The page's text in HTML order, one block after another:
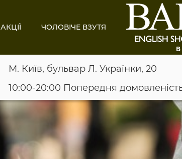
АКЦІЇ ЧОЛОВІЧЕ ВЗУТЯ
В
М. Київ, бульвар Л. Українки, 20
10:00-20:00 Попередня